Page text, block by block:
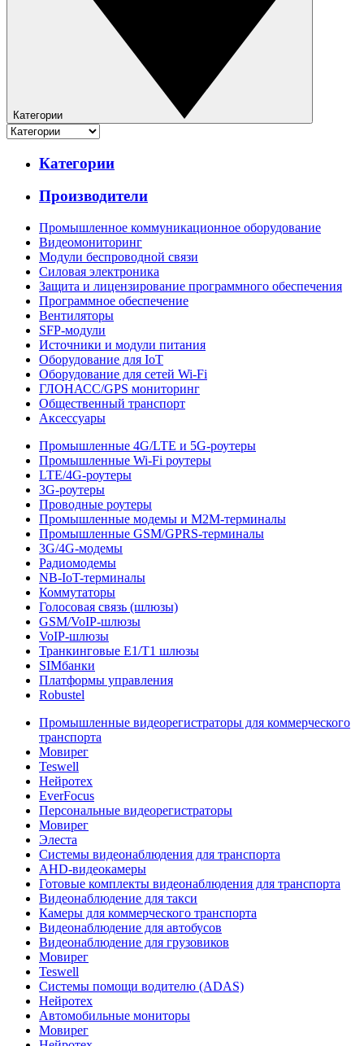
Категории
Категории
Производители
Промышленное коммуникационное оборудование
Видеомониторинг
Модули беспроводной связи
Силовая электроника
Защита и лицензирование программного обеспечения
Программное обеспечение
Вентиляторы
SFP-модули
Источники и модули питания
Оборудование для IoT
Оборудование для сетей Wi-Fi
ГЛОНАСС/GPS мониторинг
Общественный транспорт
Аксессуары
Промышленные 4G/LTE и 5G-роутеры
Промышленные Wi-Fi роутеры
LTE/4G-роутеры
3G-роутеры
Проводные роутеры
Промышленные модемы и M2M-терминалы
Промышленные GSM/GPRS-терминалы
3G/4G-модемы
Радиомодемы
NB-IoT-терминалы
Коммутаторы
Голосовая связь (шлюзы)
GSM/VoIP-шлюзы
VoIP-шлюзы
Транкинговые E1/T1 шлюзы
SIMбанки
Платформы управления
Robustel
Промышленные видеорегистраторы для коммерческого
транспорта
Мовирег
Teswell
Нейротех
EverFocus
Персональные видеорегистраторы
Мовирег
Элеста
Системы видеонаблюдения для транспорта
AHD-видеокамеры
Готовые комплекты видеонаблюдения для транспорта
Видеонаблюдение для такси
Камеры для коммерческого транспорта
Видеонаблюдение для автобусов
Видеонаблюдение для грузовиков
Мовирег
Teswell
Системы помощи водителю (ADAS)
Нейротех
Автомобильные мониторы
Мовирег